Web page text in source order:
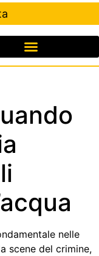
nelle
scene del crimine,